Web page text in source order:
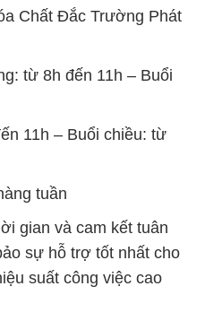
Chất Đắc Trường Phát
từ 8h đến 11h – Buổi
11h – Buổi chiều: từ
tuần
gian và cam kết tuân
sự hỗ trợ tốt nhất cho
suất công việc cao